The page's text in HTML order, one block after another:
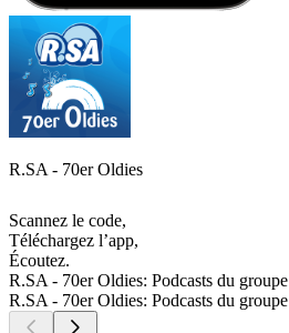
R.SA - 70er Oldies
Scannez le code,
Téléchargez l’app,
Écoutez.
R.SA - 70er Oldies: Podcasts du groupe
R.SA - 70er Oldies: Podcasts du groupe